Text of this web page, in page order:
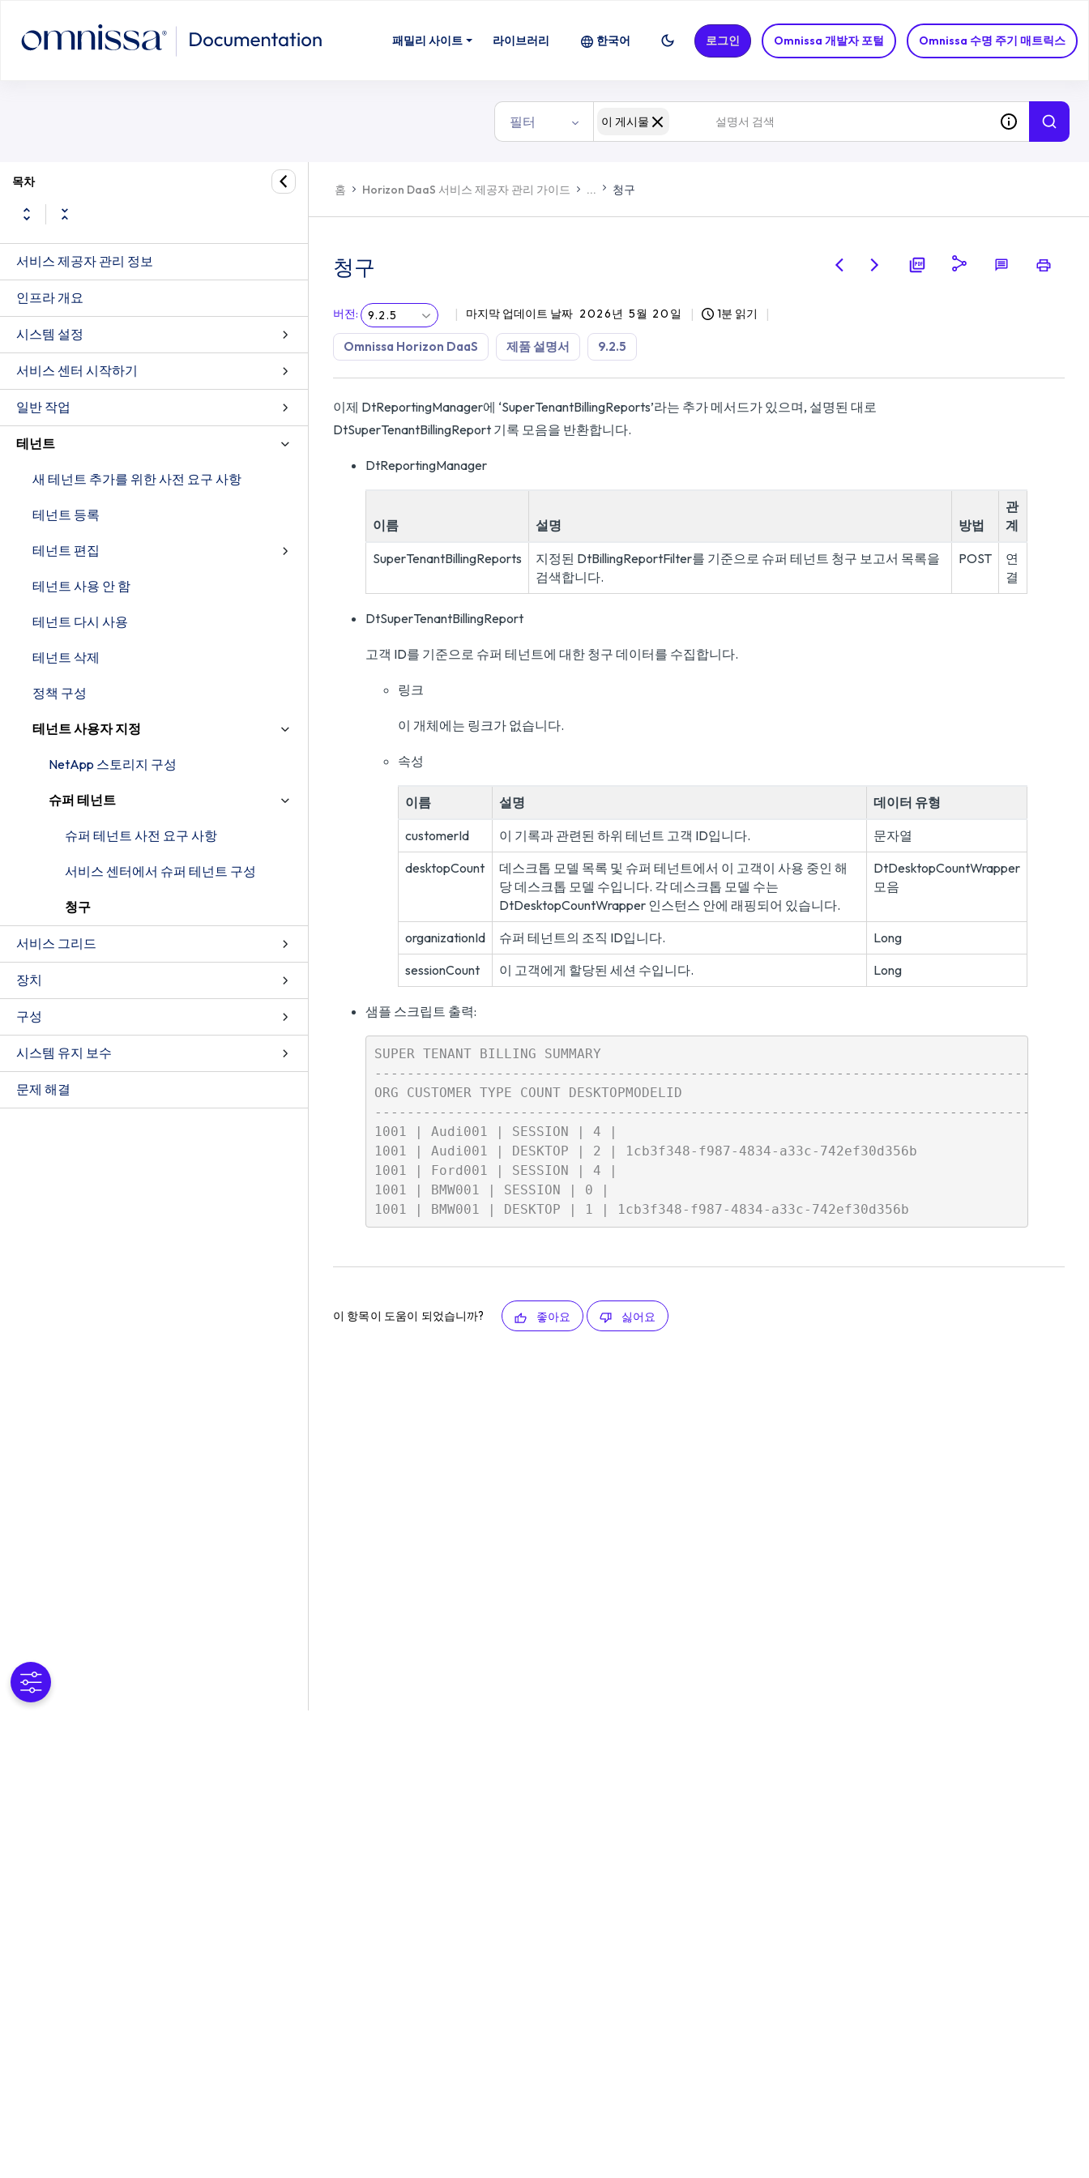
패밀리 사이트 라이브러리 Omnissa 개발자 포털 Omnissa 수명 주기 매트릭스
한국어 로그인
필터 이 게시물
목차
서비스 제공자 관리 정보
인프라 개요
시스템 설정
서비스 센터 시작하기
일반 작업
테넌트
새 테넌트 추가를 위한 사전 요구 사항
테넌트 등록
테넌트 편집
테넌트 사용 안 함
테넌트 다시 사용
테넌트 삭제
정책 구성
테넌트 사용자 지정
NetApp 스토리지 구성
슈퍼 테넌트
슈퍼 테넌트 사전 요구 사항
서비스 센터에서 슈퍼 테넌트 구성
청구
서비스 그리드
장치
구성
시스템 유지 보수
문제 해결
홈 Horizon DaaS 서비스 제공자 관리 가이드 ... 청구
청구
버전: 9.2.5 마지막 업데이트 날짜 2026년 5월 20일 1분 읽기
Omnissa Horizon DaaS 제품 설명서 9.2.5
이제 DtReportingManager에 ‘SuperTenantBillingReports’라는 추가 메서드가 있으며, 설명된 대로
DtSuperTenantBillingReport 기록 모음을 반환합니다.
DtReportingManager
이름 설명 방법
관
계
SuperTenantBillingReports
지정된 DtBillingReportFilter를 기준으로 슈퍼 테넌트 청구 보고서 목록을
검색합니다.
POST
연
결
DtSuperTenantBillingReport
고객 ID를 기준으로 슈퍼 테넌트에 대한 청구 데이터를 수집합니다.
링크
이 개체에는 링크가 없습니다.
속성
이름 설명 데이터 유형
customerId 이 기록과 관련된 하위 테넌트 고객 ID입니다.
문자열
desktopCount
데스크톱 모델 목록 및 슈퍼 테넌트에서 이 고객이 사용 중인 해
당 데스크톱 모델 수입니다. 각 데스크톱 모델 수는
DtDesktopCountWrapper 인스턴스 안에 래핑되어 있습니다.
DtDesktopCountWrapper
모음
organizationId 슈퍼 테넌트의 조직 ID입니다.
Long
sessionCount
이 고객에게 할당된 세션 수입니다. Long
샘플 스크립트 출력:
SUPER TENANT BILLING SUMMARY
ORG CUSTOMER TYPE COUNT DESKTOPMODELID
1001 | Audi001 | SESSION | 4 |
1001 | Audi001 | DESKTOP | 2 | 1cb3f348-f987-4834-a33c-742ef30d356b
1001 | Ford001 | SESSION | 4 |
1001 | BMW001 | SESSION | 0 |
이 항목이 도움이 되었습니까? 좋아요 싫어요